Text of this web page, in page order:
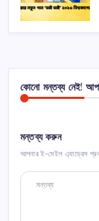
কোনো মন্তব্য নেই!
মন্তব্য করুন
আপনার ই-মেইল এ্যাড্রেস